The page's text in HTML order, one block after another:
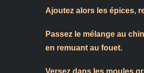
Ajoutez alors les épices,
Passez le mélange au
en remuant au fouet.
Versez dans les moules